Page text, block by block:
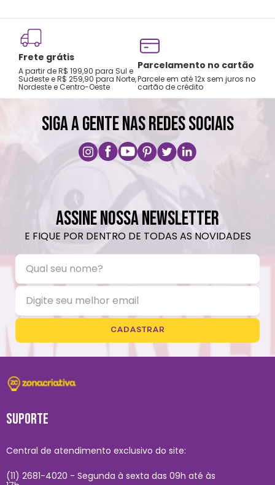
Frete grátis
A partir de R$ 199,90 para Sul e
Sudeste e R$ 259,90 para Norte,
Nordeste e Centro-Oeste
Parcelamento no cartão
Parcele em até 12x sem juros no
cartão de crédito
SIGA A GENTE NAS REDES SOCIAIS
ASSINE NOSSA NEWSLETTER
E FIQUE POR DENTRO DE TODAS AS NOVIDADES
CADASTRAR
SUPORTE
Central de atendimento exclusivo do site:
(11) 2681-4020 - Segunda à sexta das 09h até às